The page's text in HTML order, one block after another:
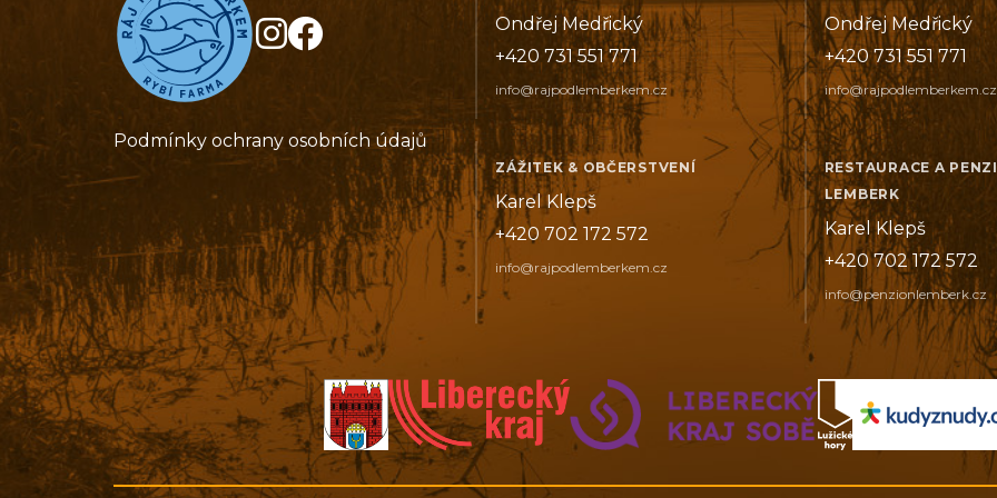
Podmínky ochrany osobních údajů
Ondřej Medřický
+420 731 551 771
info@rajpodlemberkem.cz
Ondřej Medřický
+420 731 551 771
info@rajpodlemberkem.cz
ZÁŽITEK & OBČERSTVENÍ
Karel Klepš
+420 702 172 572
info@rajpodlemberkem.cz
RESTAURACE A
LEMBERK
Karel Klepš
+420 702 172 572
info@penzionlemberk.cz